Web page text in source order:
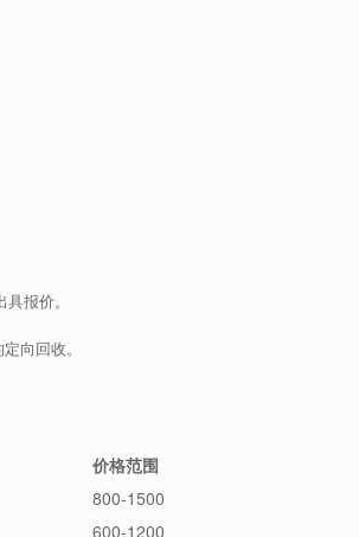
报价。
向回收。
价格范围
800-1500
600-1200